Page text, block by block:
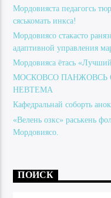
Мордовияста педагогсь
сяськомать инкса!
Мордовиясо стакасто
адаптивной управления
Мордовияса ётась
МОСКОВСО ПАНЖОВСЬ
НЕВТЕМА
Кафедральнай соборть
«Велень озкс» раськень
Мордовиясо.
ПОИСК